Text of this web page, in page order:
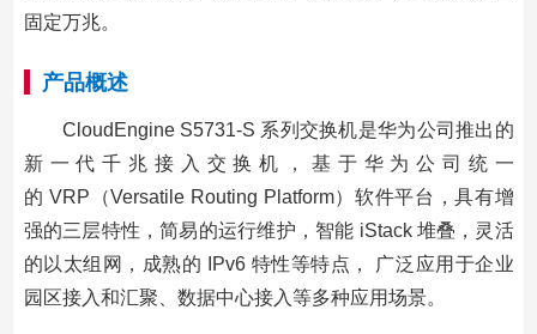
固定万兆。
产品概述
CloudEngine S5731-S 系列交换机是华为公司推出的
新一代千兆接入交换机，基于华为公司统一
的 VRP（Versatile Routing Platform）软件平台，具有增
强的三层特性，简易的运行维护，智能 iStack 堆叠，灵活
的以太组网，成熟的 IPv6 特性等特点， 广泛应用于企业
园区接入和汇聚、数据中心接入等多种应用场景。